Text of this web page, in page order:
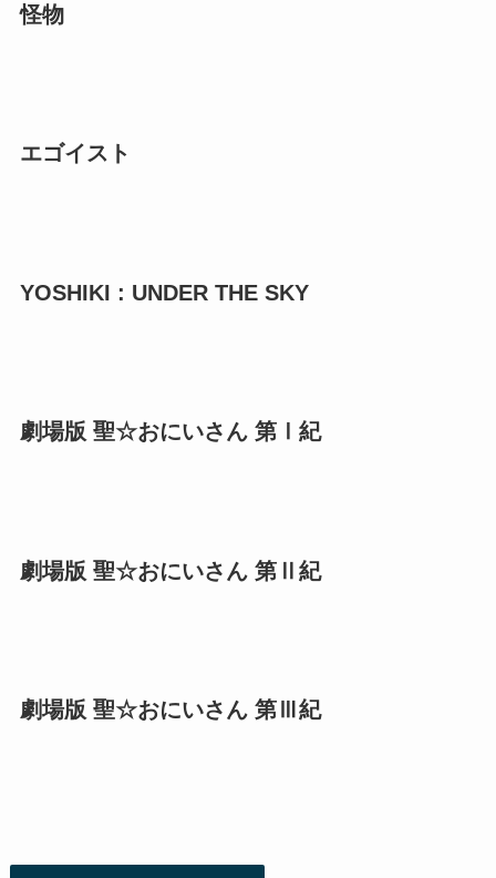
怪物
エゴイスト
YOSHIKI : UNDER THE SKY
劇場版 聖☆おにいさん 第Ⅰ紀
劇場版 聖☆おにいさん 第Ⅱ紀
劇場版 聖☆おにいさん 第Ⅲ紀